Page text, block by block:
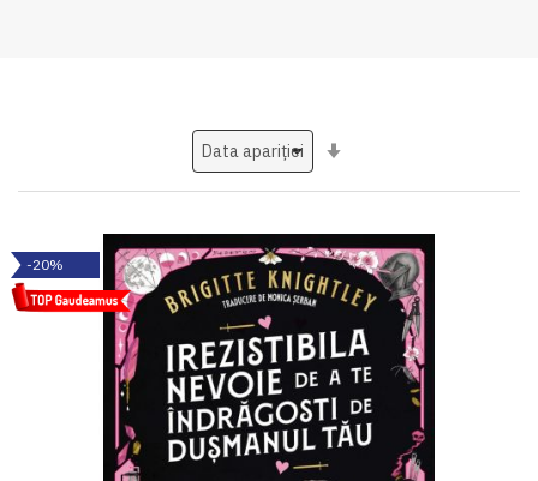
-20%